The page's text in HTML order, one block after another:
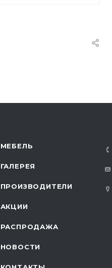
МЕБЕЛЬ
ГАЛЕРЕЯ
ПРОИЗВОДИТЕЛИ
АКЦИИ
РАСПРОДАЖА
НОВОСТИ